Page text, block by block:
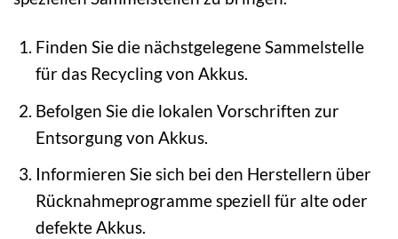
Finden Sie die nächstgelegene Sammelstelle
für das Recycling von Akkus.
Befolgen Sie die lokalen Vorschriften zur
Entsorgung von Akkus.
Informieren Sie sich bei den Herstellern über
Rücknahmeprogramme speziell für alte oder
defekte Akkus.